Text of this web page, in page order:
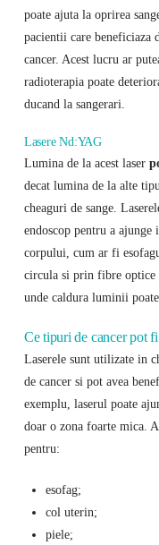
poate ajuta la oprirea
pacientii care beneficiaza
cancer. Acest lucru ar
radioterapia poate
ducand la sangerari.
Lasere Nd:YAG
Lumina de la acest laser
decat lumina de la alte
cheaguri de sange.
endoscop pentru a
corpului, cum ar fi
circula si prin fibre optice
unde caldura luminii
Ce tipuri de cancer pot
Laserele sunt utilizate in
de cancer si pot avea
exemplu, laserul poate
doar o zona foarte mica.
pentru:
esofag;
col uterin;
piele;